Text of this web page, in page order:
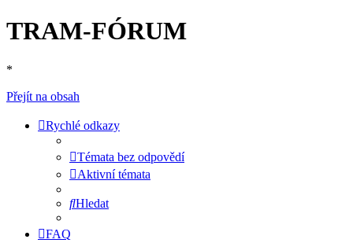
TRAM-FÓRUM
*
Přejít na obsah
Rychlé odkazy
Témata bez odpovědí
Aktivní témata
Hledat
FAQ